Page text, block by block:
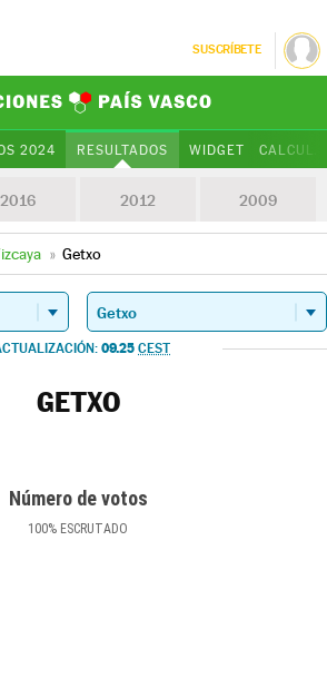
SUSCRÍBETE
2024 RESULTADOS WIDGET
2016 2012 2009
» Getxo
09.25 CEST
GETXO
Número de votos
100% ESCRUTADO